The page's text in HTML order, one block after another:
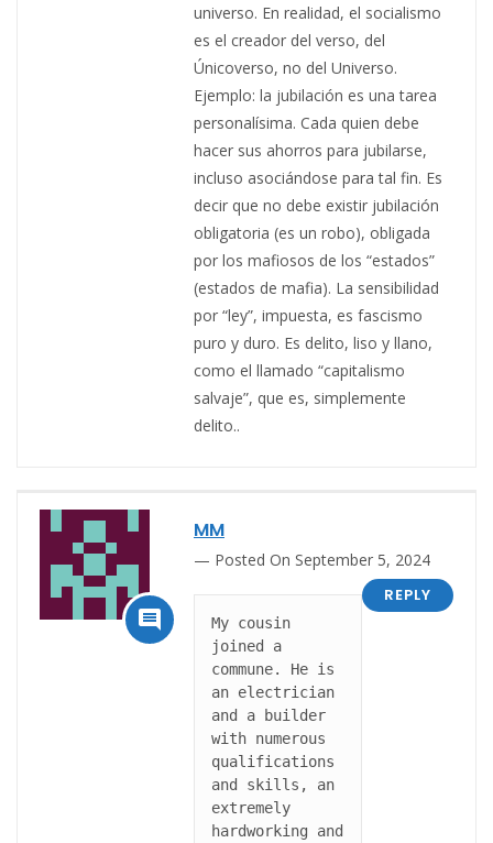
universo. En realidad, el socialismo
es el creador del verso, del
Únicoverso, no del Universo.
Ejemplo: la jubilación es una tarea
personalísima. Cada quien debe
hacer sus ahorros para jubilarse,
incluso asociándose para tal fin. Es
decir que no debe existir jubilación
obligatoria (es un robo), obligada
por los mafiosos de los “estados”
(estados de mafia). La sensibilidad
por “ley”, impuesta, es fascismo
puro y duro. Es delito, liso y llano,
como el llamado “capitalismo
salvaje”, que es, simplemente
delito..

MM
Posted On September 5, 2024
REPLY
My cousin
joined a
commune. He is
an electrician
and a builder
with numerous
qualifications
and skills, an
extremely
hardworking and